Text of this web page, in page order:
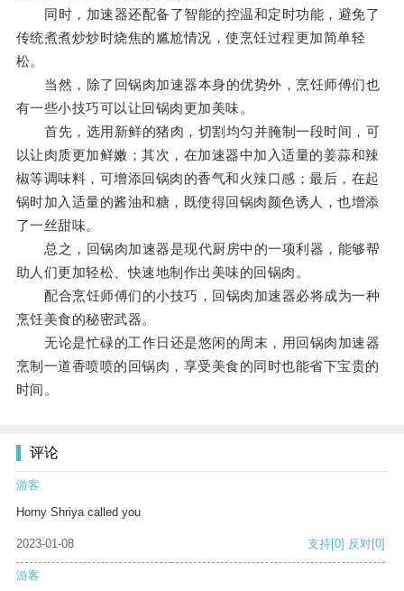
同时，加速器还配备了智能的控温和定时功能，避免了
传统煮煮炒炒时烧焦的尴尬情况，使烹饪过程更加简单轻
松。
当然，除了回锅肉加速器本身的优势外，烹饪师傅们也
有一些小技巧可以让回锅肉更加美味。
首先，选用新鲜的猪肉，切割均匀并腌制一段时间，可
以让肉质更加鲜嫩；其次，在加速器中加入适量的姜蒜和辣
椒等调味料，可增添回锅肉的香气和火辣口感；最后，在起
锅时加入适量的酱油和糖，既使得回锅肉颜色诱人，也增添
了一丝甜味。
总之，回锅肉加速器是现代厨房中的一项利器，能够帮
助人们更加轻松、快速地制作出美味的回锅肉。
配合烹饪师傅们的小技巧，回锅肉加速器必将成为一种
烹饪美食的秘密武器。
无论是忙碌的工作日还是悠闲的周末，用回锅肉加速器
烹制一道香喷喷的回锅肉，享受美食的同时也能省下宝贵的
时间。
评论
游客
Horny Shriya called you
2023-01-08 支持[0] 反对[0]
游客